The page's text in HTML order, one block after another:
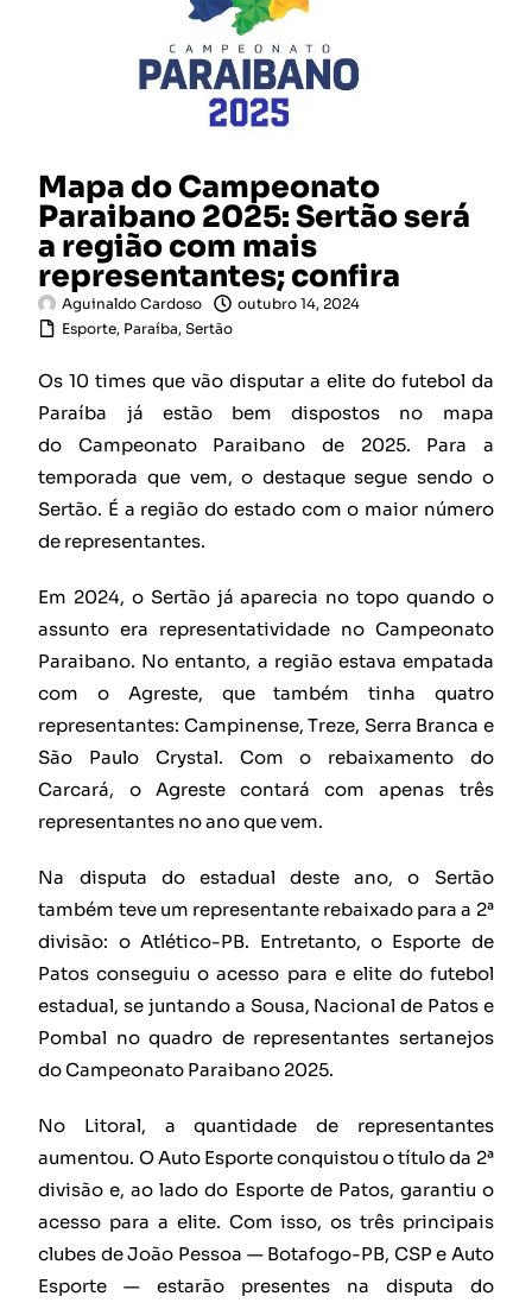
Mapa do Campeonato
Paraibano 2025: Sertão será
a região com mais
representantes; confira
Aguinaldo Cardoso
outubro 14, 2024
Esporte, Paraíba,Sertão
Os 10 times que vão disputar a elite do futebol da
Paraíba já estão bem dispostos no mapa
do Campeonato Paraibano de 2025. Para a
temporada que vem, o destaque segue sendo o
Sertão. É a região do estado com o maior número
de representantes.
Em 2024, o Sertão já aparecia no topo quando o
assunto era representatividade no Campeonato
Paraibano. No entanto, a região estava empatada
com o Agreste, que também tinha quatro
representantes: Campinense, Treze, Serra Branca e
São Paulo Crystal. Com o rebaixamento do
Carcará, o Agreste contará com apenas três
representantes no ano que vem.
Na disputa do estadual deste ano, o Sertão
também teve um representante rebaixado para a 2ª
divisão: o Atlético-PB. Entretanto, o Esporte de
Patos conseguiu o acesso para e elite do futebol
estadual, se juntando a Sousa, Nacional de Patos e
Pombal no quadro de representantes sertanejos
do Campeonato Paraibano 2025.
No Litoral, a quantidade de representantes
aumentou. O Auto Esporte conquistou o título da 2ª
divisão e, ao lado do Esporte de Patos, garantiu o
acesso para a elite. Com isso, os três principais
clubes de João Pessoa — Botafogo-PB, CSP e Auto
Esporte — estarão presentes na disputa do